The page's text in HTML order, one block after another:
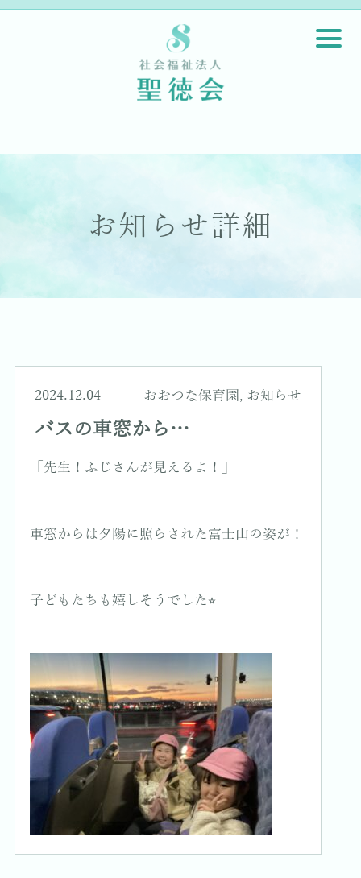
お知らせ詳細
2024.12.04 おおつな保育園 , お知らせ
バスの車窓から…
「先生！ふじさんが見えるよ！」
車窓からは夕陽に照らされた富士山の姿が！
子どもたちも嬉しそうでした⭐︎